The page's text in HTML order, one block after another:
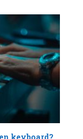
keyboard?